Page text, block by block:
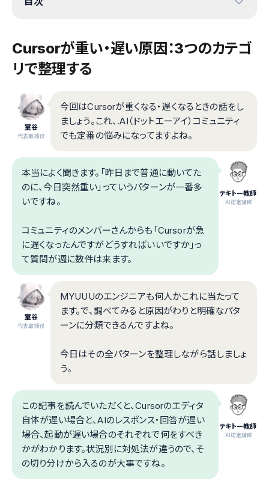
Cursorが重い・遅い原因：3つのカテゴ
リで整理する
室谷
代表取締役
今回はCursorが重くなる・遅くなるときの話をし
ましょう。これ、.AI（ドットエーアイ）コミュニティ
でも定番の悩みになってますよね。
テキトー教師
.AI認定講師
本当によく聞きます。「昨日まで普通に動いてた
のに、今日突然重い」っていうパターンが一番多
いですね。
コミュニティのメンバーさんからも「Cursorが急
に遅くなったんですがどうすればいいですか」っ
て質問が週に数件は来ます。
室谷
代表取締役
MYUUUのエンジニアも何人かこれに当たって
ます。で、調べてみると原因がわりと明確なパタ
ーンに分類できるんですよね。
今日はその全パターンを整理しながら話しましょ
う。
テキトー教師
.AI認定講師
この記事を読んでいただくと、Cursorのエディタ
自体が遅い場合と、AIのレスポンス・回答が遅い
場合、起動が遅い場合のそれぞれで何をすべき
かがわかります。状況別に対処法が違うので、そ
の切り分けから入るのが大事ですね。